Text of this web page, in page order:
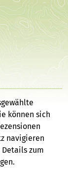
können sich
navigieren
zum